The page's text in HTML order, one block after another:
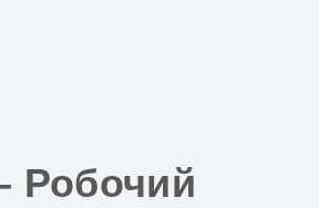
Робочий